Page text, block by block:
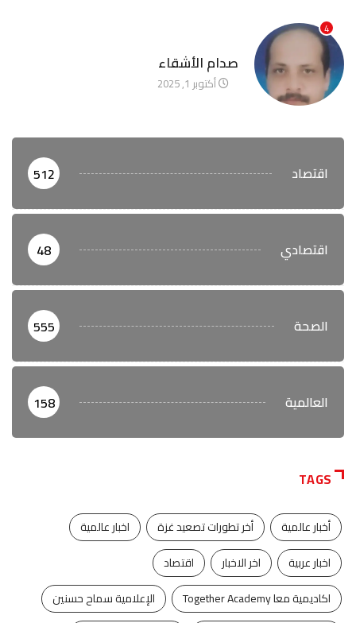
4
صدام الأشقاء
أكتوبر 1, 2025
اقتصاد 512
اقتصادي 48
الصحة 555
العالمية 158
TAGS
أخبار عالمية أخر تطورات تصعيد غزة
اخبار عالمية
اخبار عربية
اخر الاخبار
اقتصاد
اكاديمية معا Together Academy
الإعلامية سماح حسنين